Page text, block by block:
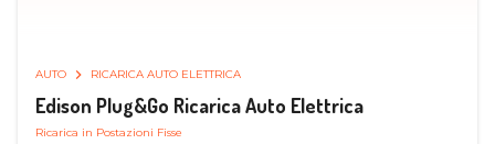
AUTO RICARICA AUTO ELETTRICA
Edison Plug&Go Ricarica Auto Elettrica
Ricarica in Postazioni Fisse